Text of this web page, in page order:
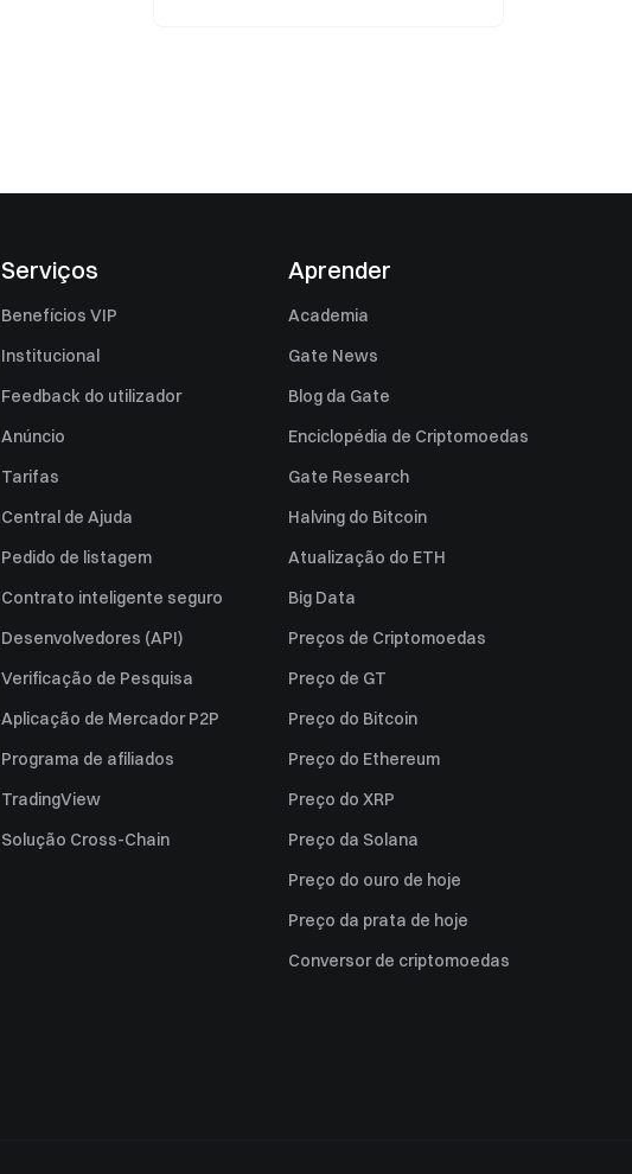
Serviços
Benefícios VIP
Institucional
Feedback do utilizador
Anúncio
Tarifas
Central de Ajuda
Pedido de listagem
Contrato inteligente seguro
Desenvolvedores (API)
Verificação de Pesquisa
Aplicação de Mercador P2P
Programa de afiliados
TradingView
Solução Cross-Chain
Aprender
Academia
Gate News
Blog da Gate
Enciclopédia de Criptomoedas
Gate Research
Halving do Bitcoin
Atualização do ETH
Big Data
Preços de Criptomoedas
Preço de GT
Preço do Bitcoin
Preço do Ethereum
Preço do XRP
Preço da Solana
Preço do ouro de hoje
Preço da prata de hoje
Conversor de criptomoedas